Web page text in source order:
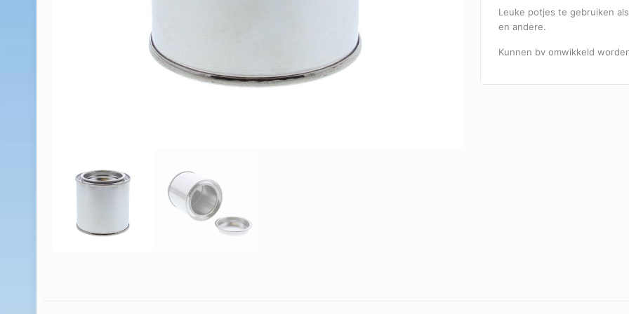
Leuke potjes te gebruiken
en andere.
Kunnen bv omwikkeld